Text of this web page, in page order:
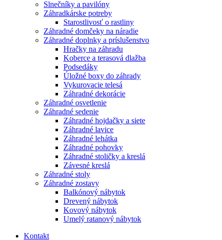
Slnečníky a pavilóny
Záhradkárske potreby
Starostlivosť o rastliny
Záhradné domčeky na náradie
Záhradné doplnky a príslušenstvo
Hračky na záhradu
Koberce a terasová dlažba
Podsedáky
Úložné boxy do záhrady
Vykurovacie telesá
Záhradné dekorácie
Záhradné osvetlenie
Záhradné sedenie
Záhradné hojdačky a siete
Záhradné lavice
Záhradné lehátka
Záhradné pohovky
Záhradné stoličky a kreslá
Závesné kreslá
Záhradné stoly
Záhradné zostavy
Balkónový nábytok
Drevený nábytok
Kovový nábytok
Umelý ratanový nábytok
Kontakt